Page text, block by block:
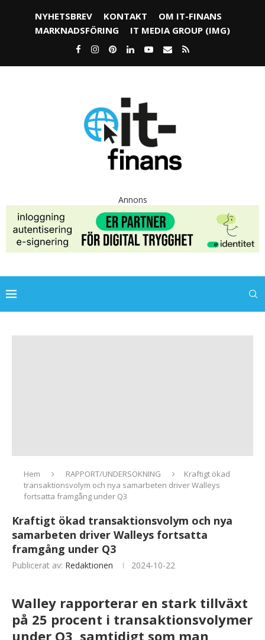
NYHETSBREV KONTAKT
OM IT-FINANS
MARKNADSFÖRING
IT MEDIA GROUP (IMG)
Annons
Hem RAPPORT/UNDERSÖKNING
Kraftigt ökad
transaktionsvolym och nya samarbeten driver Walleys
fortsatta framgång under Q3
Kraftigt ökad transaktionsvolym och nya
samarbeten driver Walleys fortsatta
framgång under Q3
Publicerat av: Redaktionen 2024-10-22
Walley rapporterar en stark tillväxt
på 25 procent i transaktionsvolymer
under Q3, samtidigt som man